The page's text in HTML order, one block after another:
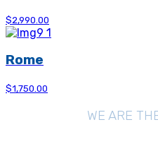
$2,990.00
Rome
$1,750.00
WE ARE